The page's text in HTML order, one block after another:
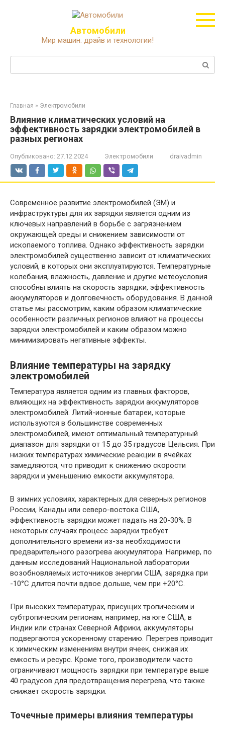
Автомобили
Мир машин: драйв и технологии!
Главная » Электромобили
Влияние климатических условий на
эффективность зарядки электромобилей в
разных регионах
Опубликовано: 27.12.2024 Электромобили draivadmin
Современное развитие электромобилей (ЭМ) и
инфраструктуры для их зарядки является одним из
ключевых направлений в борьбе с загрязнением
окружающей среды и снижением зависимости от
ископаемого топлива. Однако эффективность зарядки
электромобилей существенно зависит от климатических
условий, в которых они эксплуатируются. Температурные
колебания, влажность, давление и другие метеоусловия
способны влиять на скорость зарядки, эффективность
аккумуляторов и долговечность оборудования. В данной
статье мы рассмотрим, каким образом климатические
особенности различных регионов влияют на процессы
зарядки электромобилей и каким образом можно
минимизировать негативные эффекты.
Влияние температуры на зарядку
электромобилей
Температура является одним из главных факторов,
влияющих на эффективность зарядки аккумуляторов
электромобилей. Литий-ионные батареи, которые
используются в большинстве современных
электромобилей, имеют оптимальный температурный
диапазон для зарядки от 15 до 35 градусов Цельсия. При
низких температурах химические реакции в ячейках
замедляются, что приводит к снижению скорости
зарядки и уменьшению емкости аккумулятора.
В зимних условиях, характерных для северных регионов
России, Канады или северо-востока США,
эффективность зарядки может падать на 20-30%. В
некоторых случаях процесс зарядки требует
дополнительного времени из-за необходимости
предварительного разогрева аккумулятора. Например, по
данным исследований Национальной лаборатории
возобновляемых источников энергии США, зарядка при
-10°C длится почти вдвое дольше, чем при +20°C.
При высоких температурах, присущих тропическим и
субтропическим регионам, например, на юге США, в
Индии или странах Северной Африки, аккумуляторы
подвергаются ускоренному старению. Перегрев приводит
к химическим изменениям внутри ячеек, снижая их
емкость и ресурс. Кроме того, производители часто
ограничивают мощность зарядки при температуре выше
40 градусов для предотвращения перегрева, что также
снижает скорость зарядки.
Точечные примеры влияния температуры